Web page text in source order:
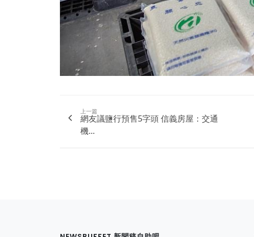
上一篇
網友議鹽行預售5字頭 信義房屋：交通
機...